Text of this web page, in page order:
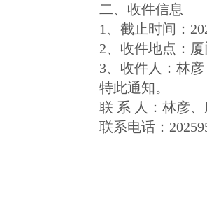
二、收件信息
1、截止时间：
2、收件地点：厦
3、收件人：林彦
特此通知。
联 系 人：林彦、
联系电话：